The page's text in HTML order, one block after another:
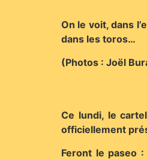
On le voit, dans
dans les toros…
(Photos : Joël
Ce lundi, le
officiellement
Feront le paseo